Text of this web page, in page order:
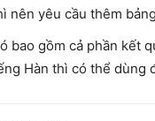
nên yêu cầu thêm
bao gồm cả phần kết
Hàn thì có thể dùng